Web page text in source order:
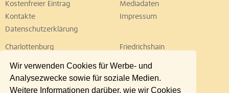
Wir verwenden Cookies für Werbe- und
Analysezwecke sowie für soziale Medien.
Weitere Informationen darüber, wie wir Cookies
Kostenfreier Eintrag
Mediadaten
Kontakte
Impressum
Datenschutzerklärung
Charlottenburg
Friedrichshain
Lichtenberg
Marzahn